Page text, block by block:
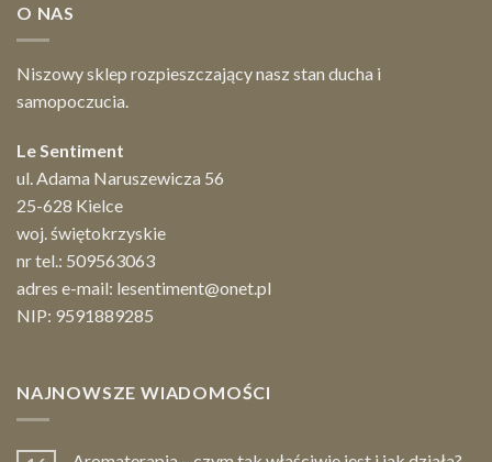
O NAS
Niszowy sklep rozpieszczający nasz stan ducha i
samopoczucia.
Le Sentiment
ul. Adama Naruszewicza 56
25-628 Kielce
woj. świętokrzyskie
nr tel.: 509563063
adres e-mail: lesentiment@onet.pl
NIP: 9591889285
NAJNOWSZE WIADOMOŚCI